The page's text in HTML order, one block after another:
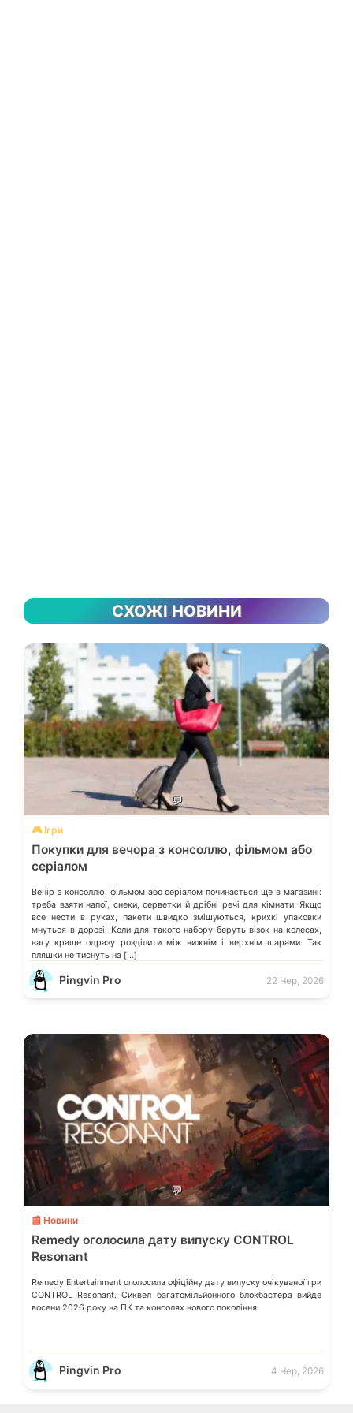
СХОЖІ НОВИНИ
💬
🎮 Ігри
Покупки для вечора з консоллю, фільмом або
серіалом
Вечір з консоллю, фільмом або серіалом починається ще в магазині:
треба взяти напої, снеки, серветки й дрібні речі для кімнати. Якщо
все нести в руках, пакети швидко змішуються, крихкі упаковки
мнуться в дорозі. Коли для такого набору беруть візок на колесах,
вагу краще одразу розділити між нижнім і верхнім шарами. Так
пляшки не тиснуть на […]
Pingvin Pro 22 Чер, 2026
💬
📰 Новини
Remedy оголосила дату випуску CONTROL
Resonant
Remedy Entertainment оголосила офіційну дату випуску очікуваної гри
CONTROL Resonant. Сиквел багатомільйонного блокбастера вийде
восени 2026 року на ПК та консолях нового покоління.
Pingvin Pro 4 Чер, 2026